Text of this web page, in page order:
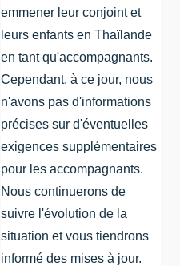
emmener leur conjoint et
leurs enfants en Thaïlande
en tant qu'accompagnants.
Cependant, à ce jour, nous
n'avons pas d'informations
précises sur d'éventuelles
exigences supplémentaires
pour les accompagnants.
Nous continuerons de
suivre l'évolution de la
situation et vous tiendrons
informé des mises à jour.